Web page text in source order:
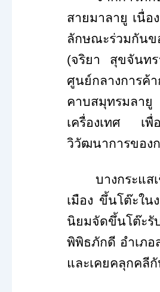
สายมาลายู เนื่อ
ลักษณะร่วมกันข
(จริยา สุขจันท
ศูนย์กลางการค้
คาบสมุทรมลา
เครื่องเทศ เพื่
วิวัฒนาการของก
บางกระแ
เมือง ขึ้นโต๊ะใน
นิยมจัดขึ้นโต๊ะรั
พิพิธภักดี อำเภอ
และเคยคลุกคลี